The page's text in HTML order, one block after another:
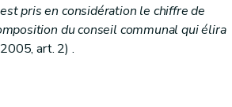
pris en considération le chiffre de
du conseil communal qui élira
art. 2) .